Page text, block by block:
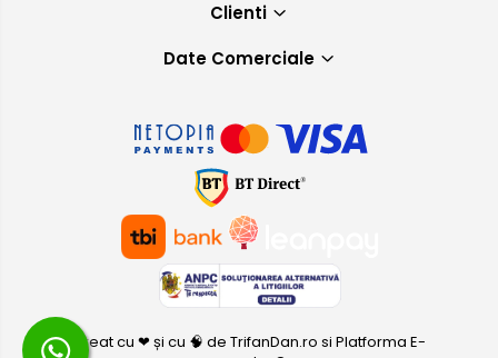
Clienti
Date Comerciale
Creat cu ❤ și cu 🧠 de TrifanDan.ro si Platforma E-